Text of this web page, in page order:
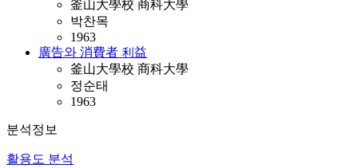
釜山大學校 商科大學
박찬목
1963
廣告와 消費者 利益
釜山大學校 商科大學
정순태
1963
분석정보
활용도 분석